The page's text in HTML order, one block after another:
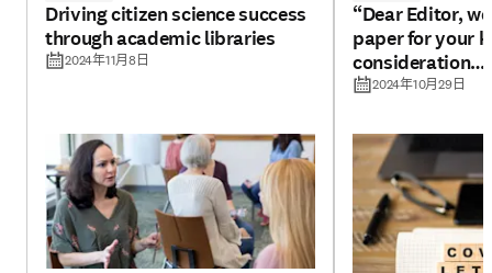
Driving citizen science success
through academic libraries
2024年11月8日
“Dear Editor,
paper for your
2024年10月29日